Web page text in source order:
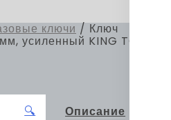
ключи / Ключ
усиленный KING TONY
🔍
Описание